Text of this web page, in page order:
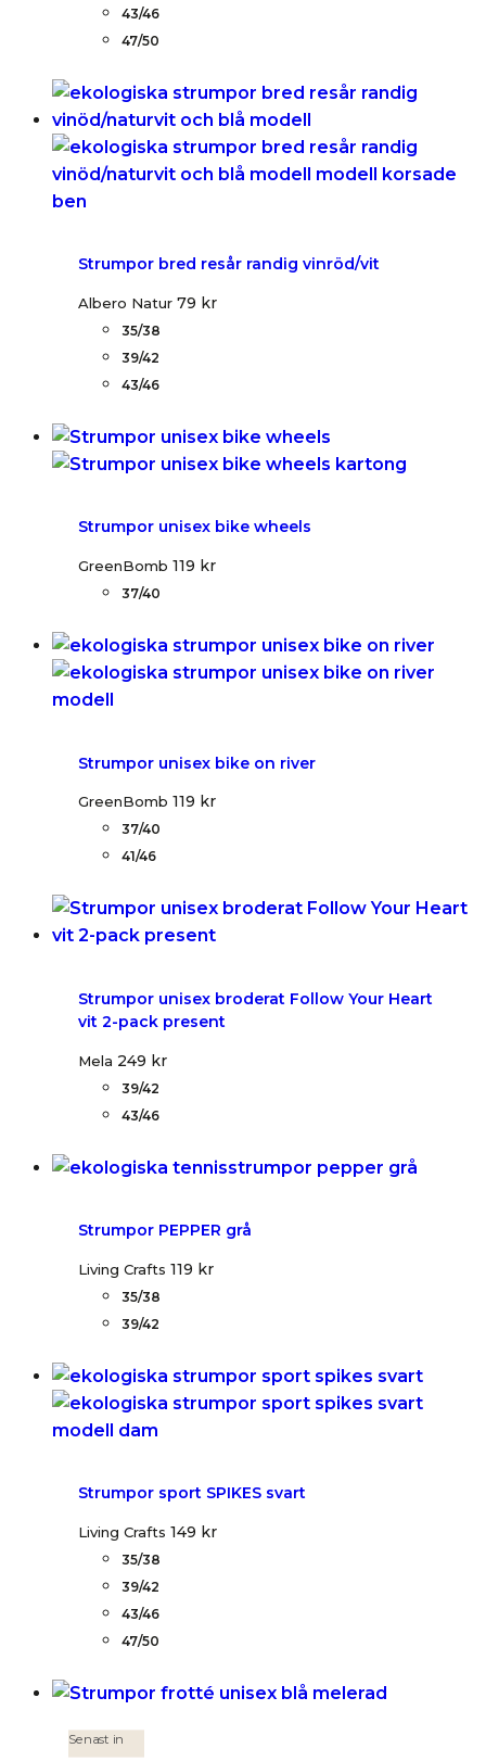
43/46
47/50
Strumpor bred resår randig vinröd/vit
Albero Natur 79 kr
35/38
39/42
43/46
Strumpor unisex bike wheels
GreenBomb 119 kr
37/40
Strumpor unisex bike on river
GreenBomb 119 kr
37/40
41/46
Strumpor unisex broderat Follow Your Heart
vit 2-pack present
Mela 249 kr
39/42
43/46
Strumpor PEPPER grå
Living Crafts 119 kr
35/38
39/42
Strumpor sport SPIKES svart
Living Crafts 149 kr
35/38
39/42
43/46
47/50
Senast in